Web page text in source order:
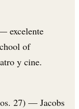
excelente
of
y cine.
27) — Jacobs